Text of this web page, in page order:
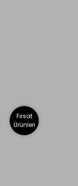
Fırsat
Ürünleri